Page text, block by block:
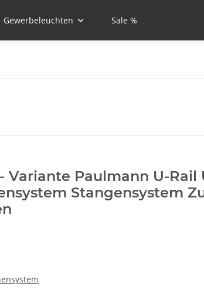
Gewerbeleuchten Sale %
Variante Paulmann U-Rail
Stangensystem